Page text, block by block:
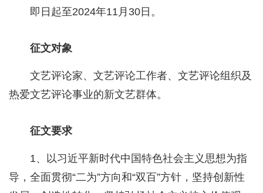
即日起至2024年11月30日。
征文对象
文艺评论家、文艺评论工作者、文艺评论组织及
热爱文艺评论事业的新文艺群体。
征文要求
1、以习近平新时代中国特色社会主义思想为指
导，全面贯彻“二为”方向和“双百”方针，坚持创新性